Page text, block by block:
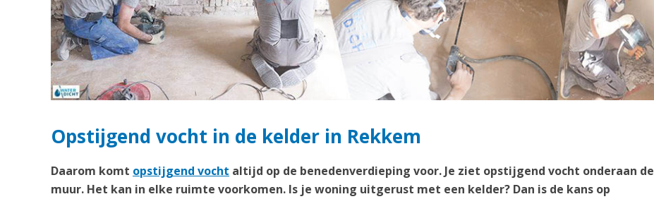
Opstijgend vocht in de kelder in Rekkem
Daarom komt opstijgend vocht altijd op de benedenverdieping voor. Je ziet opstijgend vocht onderaan de
muur. Het kan in elke ruimte voorkomen. Is je woning uitgerust met een kelder? Dan is de kans op